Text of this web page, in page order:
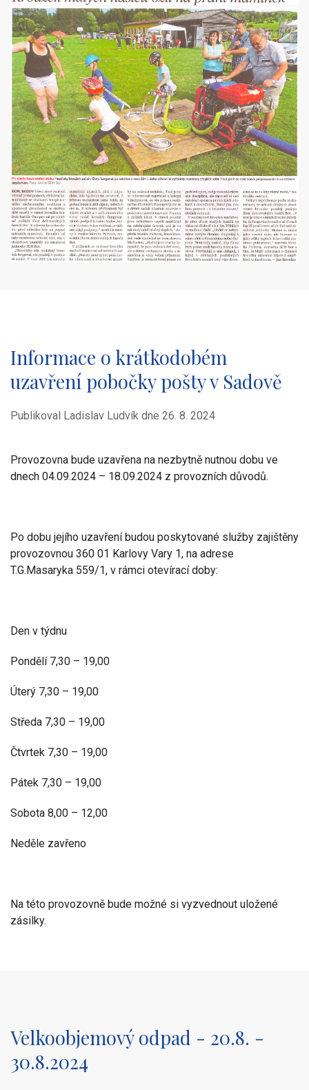
Informace o krátkodobém
uzavření pobočky pošty v Sadově
Publikoval Ladislav Ludvík dne 26. 8. 2024
Provozovna bude uzavřena na nezbytně nutnou dobu ve
dnech 04.09.2024 – 18.09.2024 z provozních důvodů.
Po dobu jejího uzavření budou poskytované služby zajištěny
provozovnou 360 01 Karlovy Vary 1, na adrese
T.G.Masaryka 559/1, v rámci otevírací doby:
Den v týdnu
Pondělí 7,30 – 19,00
Úterý 7,30 – 19,00
Středa 7,30 – 19,00
Čtvrtek 7,30 – 19,00
Pátek 7,30 – 19,00
Sobota 8,00 – 12,00
Neděle zavřeno
Na této provozovně bude možné si vyzvednout uložené
zásilky.
Velkoobjemový odpad - 20.8. -
30.8.2024